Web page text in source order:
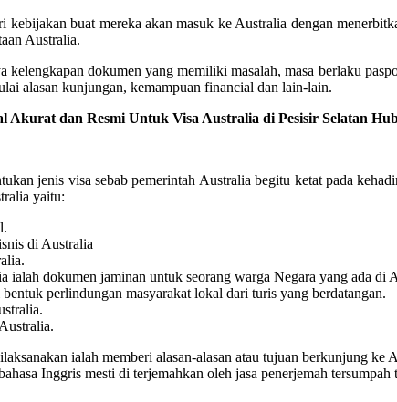
kebijakan buat mereka akan masuk ke Australia dengan
Australia.
kelengkapan dokumen yang memiliki masalah, masa berlaku
alasan kunjungan, kemampuan financial dan lain-lain.
Akurat dan Resmi Untuk Visa Australia di Pesisir Selatan
jenis visa sebab pemerintah Australia begitu ketat pada
yaitu:
di Australia
ialah dokumen jaminan untuk seorang warga Negara yang ada di
perlindungan masyarakat lokal dari turis yang berdatangan.
ialah memberi alasan-alasan atau tujuan berkunjung
Inggris mesti di terjemahkan oleh jasa penerjemah